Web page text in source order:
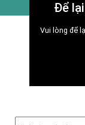
Để
Vui lòng để